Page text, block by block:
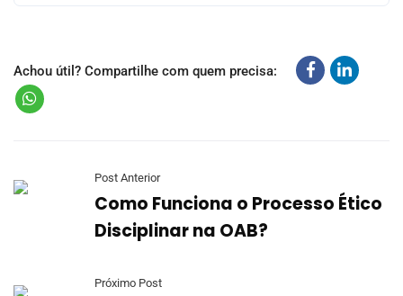
Achou útil? Compartilhe com quem precisa:
Post Anterior
Como Funciona o Processo Ético
Disciplinar na OAB?
Próximo Post